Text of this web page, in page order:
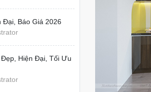
Đại, Báo Giá 2026
Hiện Đại, Tối Ưu